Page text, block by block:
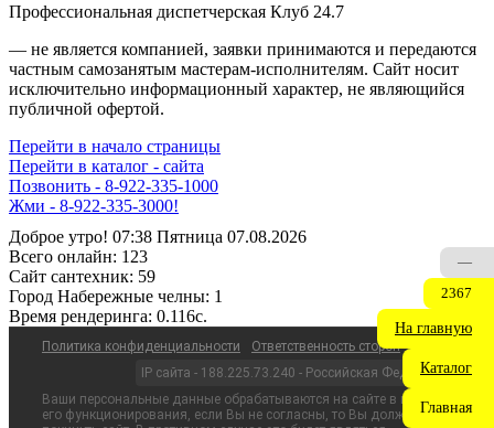
Профессиональная диспетчерская Клуб 24.7
— не является компанией, заявки принимаются и передаются
частным самозанятым мастерам‑исполнителям. Сайт носит
исключительно информационный характер, не являющийся
публичной офертой.
Перейти в начало страницы
Перейти в каталог - сайта
Позвонить - 8-922-335-1000
Жми - 8-922-335-3000!
Доброе утро! 07:38 Пятница 07.08.2026
Всего онлайн: 123
Сайт cантехник: 59
Город Набережные челны: 1
Время рендеринга: 0.116c.
Политика конфиденциальности
Ответственность сторон
IP сайта - 188.225.73.240 - Российская Федерация
Ваши персональные данные обрабатываются на сайте в целях
его функционирования, если Вы не согласны, то Вы должны
—
2367
На главную
Каталог
Главная